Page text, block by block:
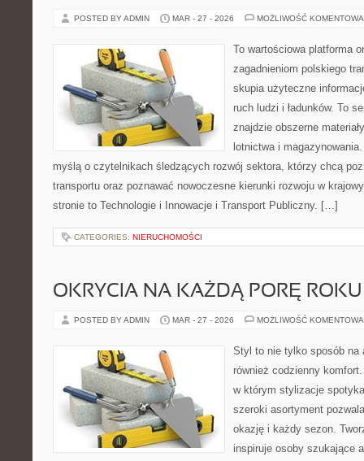
POSTED BY ADMIN MAR - 27 - 2026 MOŻLIWOŚĆ
To wartościowa platforma
zagadnieniom polskiego
skupia użyteczne
ruch ludzi i ładunków. To
znajdzie obszerne
lotnictwa i
myślą o czytelnikach śledzących rozwój sektora, którzy chcą
transportu oraz poznawać nowoczesne kierunki rozwoju w
stronie to Technologie i Innowacje i Transport Publiczny. […]
CATEGORIES: NIERUCHOMOŚCI
OKRYCIA NA KAŻDĄ PORĘ ROKU
POSTED BY ADMIN MAR - 27 - 2026 MOŻLIWOŚĆ
Styl to nie tylko sposób na
również codzienny
w którym stylizacje
szeroki asortyment
okazję i każdy sezon.
inspiruje osoby szukające